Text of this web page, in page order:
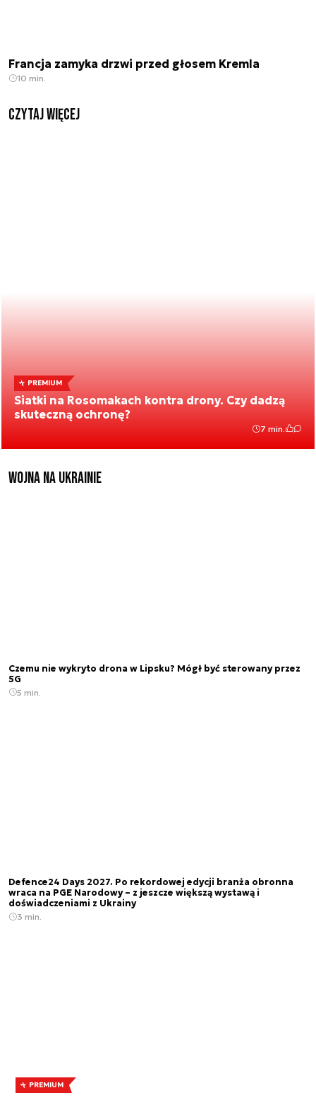
Francja zamyka drzwi przed głosem Kremla
10 min.
czytaj więcej
PREMIUM
Siatki na Rosomakach kontra drony. Czy dadzą
skuteczną ochronę?
7 min.
Wojna na Ukrainie
Czemu nie wykryto drona w Lipsku? Mógł być sterowany przez
5G
5 min.
Defence24 Days 2027. Po rekordowej edycji branża obronna
wraca na PGE Narodowy – z jeszcze większą wystawą i
doświadczeniami z Ukrainy
3 min.
PREMIUM